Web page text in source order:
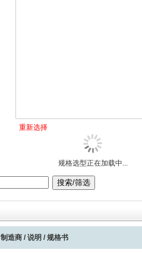
重新选择
规格选型正在加载中...
制造商 / 说明 / 规格书